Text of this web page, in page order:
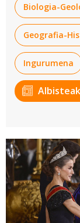
Biologia-
Geografia-
Ingurumena
Albisteak